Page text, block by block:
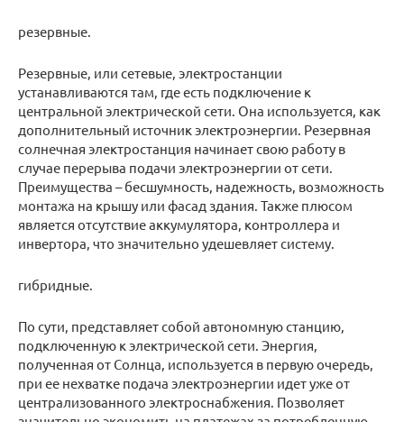
резервные.
Резервные, или сетевые, электростанции
устанавливаются там, где есть подключение к
центральной электрической сети. Она используется, как
дополнительный источник электроэнергии. Резервная
солнечная электростанция начинает свою работу в
случае перерыва подачи электроэнергии от сети.
Преимущества – бесшумность, надежность, возможность
монтажа на крышу или фасад здания. Также плюсом
является отсутствие аккумулятора, контроллера и
инвертора, что значительно удешевляет систему.
гибридные.
По сути, представляет собой автономную станцию,
подключенную к электрической сети. Энергия,
полученная от Солнца, используется в первую очередь,
при ее нехватке подача электроэнергии идет уже от
централизованного электроснабжения. Позволяет